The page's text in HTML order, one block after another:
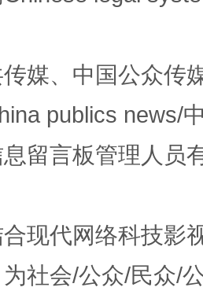
隐身衣” 如何以
媒、中国公众传
publics news/
留言板管理人员
现代网络科技影
社会/公众/民众/